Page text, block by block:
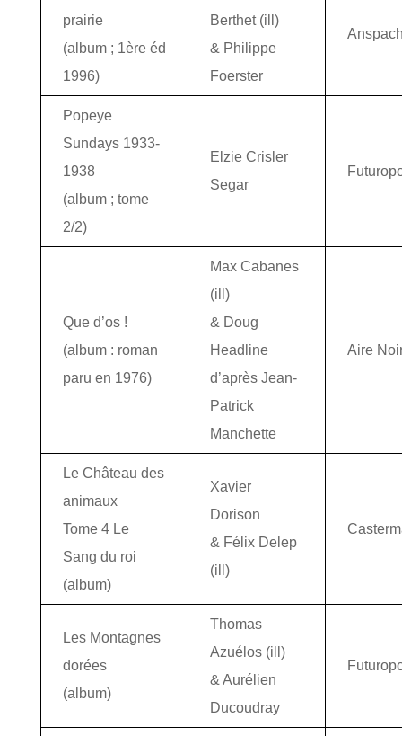
prairie
(album ; 1ère éd
1996)
Berthet (ill)
& Philippe
Foerster
Popeye
Sundays 1933-
1938
(album ; tome
2/2)
Elzie Crisler
Segar
Que d’os !
(album : roman
paru en 1976)
Max Cabanes
(ill)
& Doug
Headline
d’après Jean-
Patrick
Manchette
Aire
Le Château des
animaux
Tome 4 Le
Sang du roi
(album)
Xavier
Dorison
& Félix Delep
(ill)
Les Montagnes
dorées
(album)
Thomas
Azuélos (ill)
& Aurélien
Ducoudray